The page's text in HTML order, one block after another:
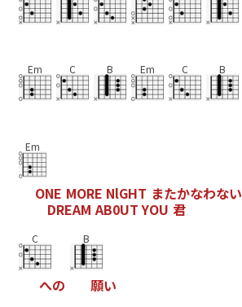
Em C B Em C B
Em
ONE MORE NlGHT またかなわない
DREAM AB0UT YOU 君
C
への
B
願い